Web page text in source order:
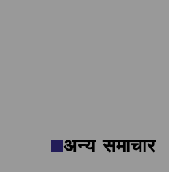
अन्य समाचार